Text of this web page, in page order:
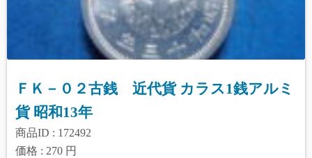
ＦＫ－０２古銭 近代貨 カラス1銭アルミ
貨 昭和13年
商品ID : 172492
価格 : 270 円